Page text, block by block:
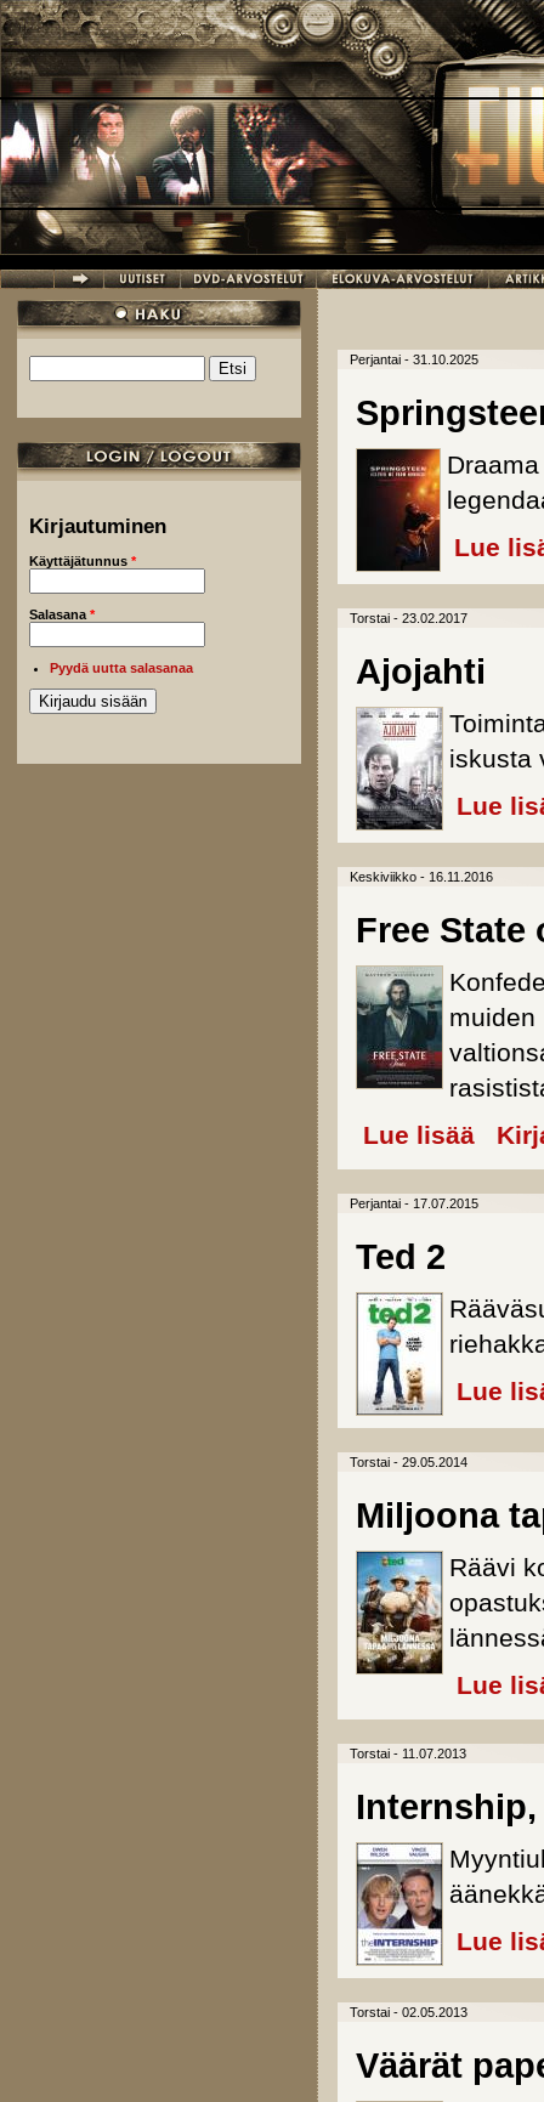
Hyppää pääsisältöön
Hakulomake
Kirjautuminen
Käyttäjätunnus *
Salasana *
Pyydä uutta salasanaa
Perjantai - 31.10.2025
Lue
Torstai - 23.02.2017
Ajojahti
iskusta
Lue
Keskiviikko - 16.11.2016
Free State
muiden
Lue lisää about
Perjantai - 17.07.2015
Ted 2
Lue
Torstai - 29.05.2014
Miljoona
Räävi
Lue
Torstai - 11.07.2013
Internship,
Lue
Torstai - 02.05.2013
Väärät